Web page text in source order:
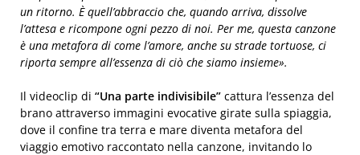
un ritorno. È quell’abbraccio che, quando arriva, dissolve
l’attesa e ricompone ogni pezzo di noi. Per me, questa canzone
è una metafora di come l’amore, anche su strade tortuose, ci
riporta sempre all’essenza di ciò che siamo insieme».
Il videoclip di “Una parte indivisibile” cattura l’essenza del
brano attraverso immagini evocative girate sulla spiaggia,
dove il confine tra terra e mare diventa metafora del
viaggio emotivo raccontato nella canzone, invitando lo